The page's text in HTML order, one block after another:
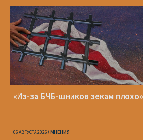
«Из-за БЧБ-шников зекам плохо»
06 АВГУСТА 2026 МНЕНИЯ